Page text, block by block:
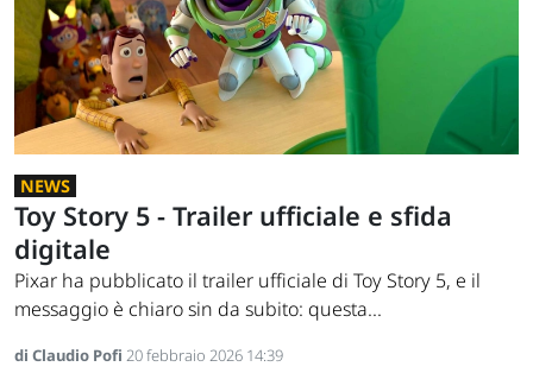
NEWS
Toy Story 5 - Trailer ufficiale e sfida
digitale
Pixar ha pubblicato il trailer ufficiale di Toy Story 5, e il
messaggio è chiaro sin da subito: questa...
di Claudio Pofi 20 febbraio 2026 14:39